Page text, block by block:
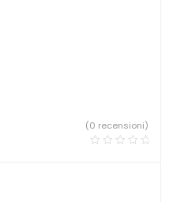
(0 recensioni)